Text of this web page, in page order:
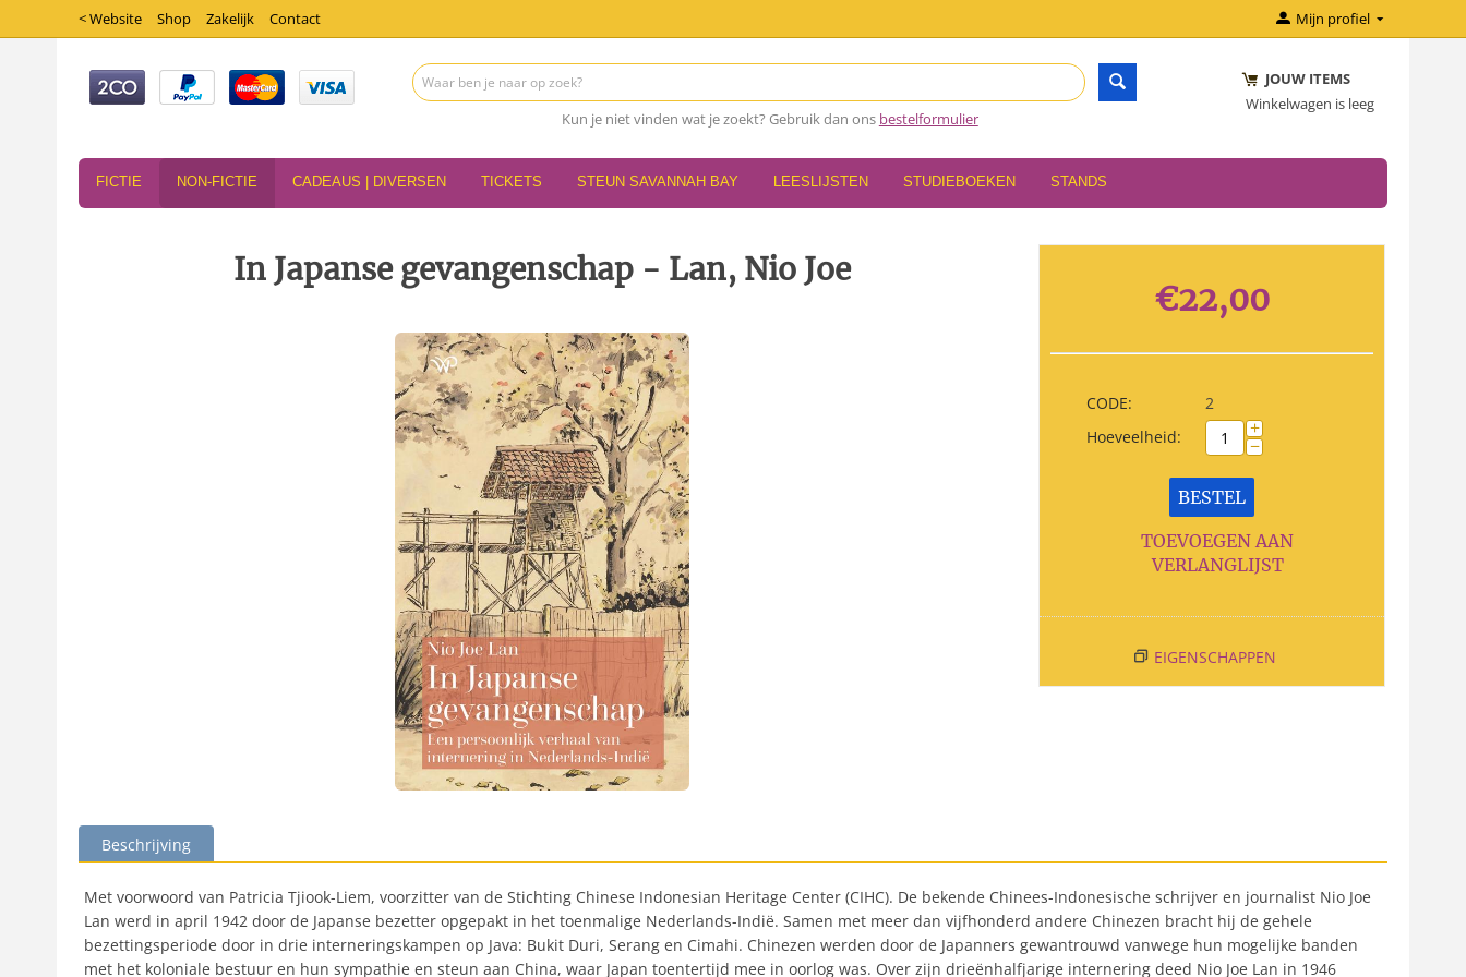
< Website Shop Zakelijk Contact Mijn profiel
Kun je niet vinden wat je zoekt? Gebruik dan ons bestelformulier
JOUW ITEMS
Winkelwagen is leeg
FICTIE NON-FICTIE CADEAUS | DIVERSEN TICKETS STEUN SAVANNAH BAY LEESLIJSTEN STUDIEBOEKEN STANDS
In Japanse gevangenschap - Lan, Nio Joe
€22,00
CODE:
2
Hoeveelheid:
+
−
BESTEL
TOEVOEGEN AAN
VERLANGLIJST
EIGENSCHAPPEN
Beschrijving
Met voorwoord van Patricia Tjiook-Liem, voorzitter van de Stichting Chinese Indonesian Heritage Center (CIHC). De bekende Chinees-Indonesische schrijver en journalist Nio Joe
Lan werd in april 1942 door de Japanse bezetter opgepakt in het toenmalige Nederlands-Indië. Samen met meer dan vijfhonderd andere Chinezen bracht hij de gehele
bezettingsperiode door in drie interneringskampen op Java: Bukit Duri, Serang en Cimahi. Chinezen werden door de Japanners gewantrouwd vanwege hun mogelijke banden
met het koloniale bestuur en hun sympathie en steun aan China, waar Japan toentertijd mee in oorlog was. Over zijn drieënhalfjarige internering deed Nio Joe Lan in 1946